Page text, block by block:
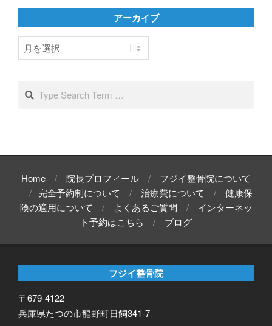
リ
アーカイブ
ア
ー
ブ
Home 院長プロフィール
フジイ整骨院について
完全予約制について
治療費について
健康保
険の適用について
よくあるご質問
インターネッ
ト予約はこちら
ブログ
フジイ整骨院
〒679-4122
兵庫県たつの市龍野町日飼341-7